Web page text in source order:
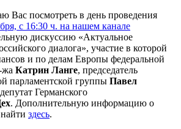
Вас посмотреть в день проведения
с 16:30 ч. на нашем канале
дискуссию «Актуальное
диалога», участие в которой
и по делам Европы федеральной
жа Катрин Ланге, председатель
парламентской группы Павел
Германского
. Дополнительную информацию о
здесь.